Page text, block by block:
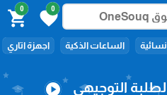
0
favorite
0
shopping_cart
نسائية الساعات الذكية اجهزة اتاري
التوجيهي play_circle